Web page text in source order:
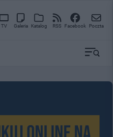
TV Galeria Katalog RSS Facebook Poczta